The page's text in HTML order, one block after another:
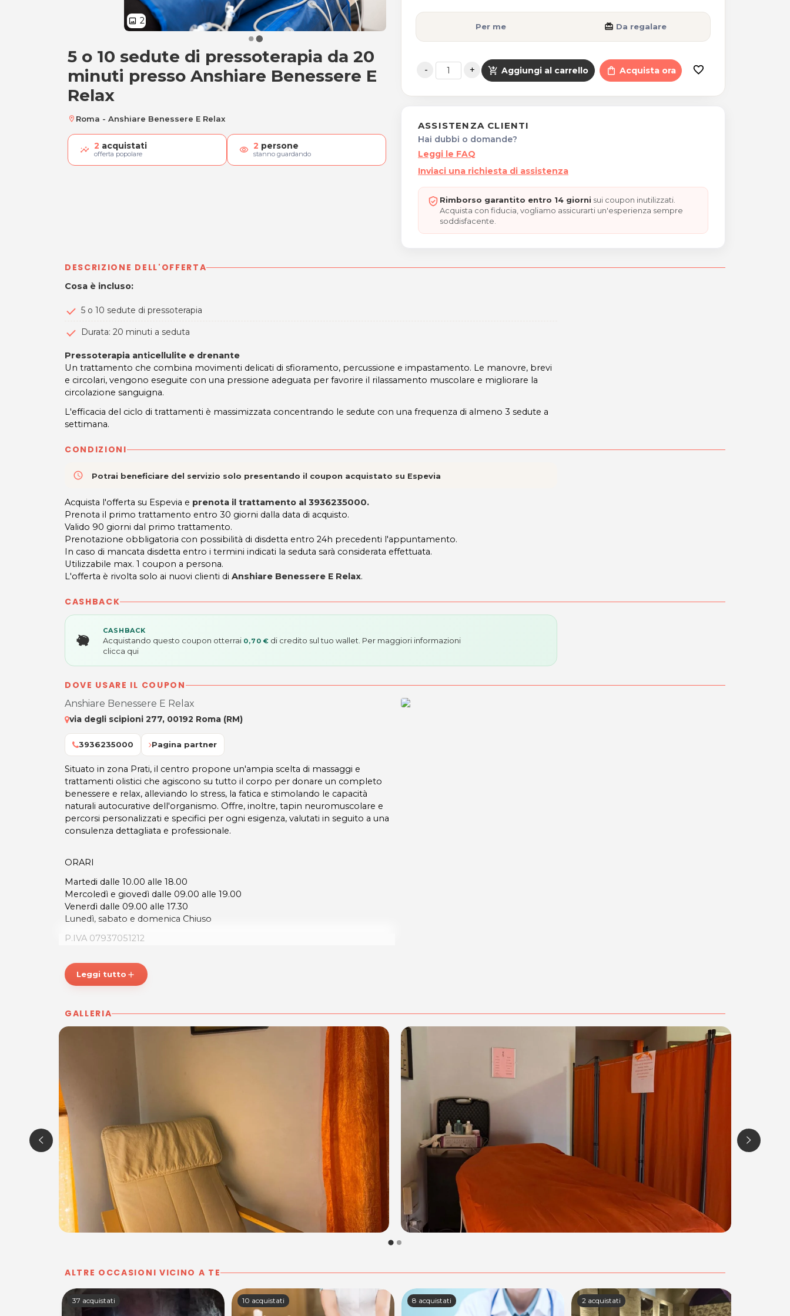
image 2
5 o 10 sedute di pressoterapia da 20 minuti
5 o 10 sedute di pressoterapia da 20
minuti presso Anshiare Benessere E
Relax
location_on Roma - Anshiare Benessere E Relax
2 acquistati
offerta popolare visibility 2 persone
stanno guardando
Per me card_giftcard Da regalare
shopping_cart_checkout Aggiungi al carrello shopping_bag Acquista ora favorite_border
ASSISTENZA CLIENTI
Hai dubbi o domande?
Leggi le FAQ
Inviaci una richiesta di assistenza
Rimborso garantito entro 14 giorni sui coupon inutilizzati.
Acquista con fiducia, vogliamo assicurarti un'esperienza sempre
soddisfacente.
DESCRIZIONE DELL'OFFERTA
Cosa è incluso:
5 o 10 sedute di pressoterapia
Durata: 20 minuti a seduta
Pressoterapia anticellulite e drenante
Un trattamento che combina movimenti delicati di sfioramento, percussione e impastamento. Le manovre, brevi
e circolari, vengono eseguite con una pressione adeguata per favorire il rilassamento muscolare e migliorare la
circolazione sanguigna.
L'efficacia del ciclo di trattamenti è massimizzata concentrando le sedute con una frequenza di almeno 3 sedute a
settimana.
CONDIZIONI
access_time Potrai beneficiare del servizio solo presentando il coupon acquistato su Espevia
Acquista l'offerta su Espevia e prenota il trattamento al 3936235000.
Prenota il primo trattamento entro 30 giorni dalla data di acquisto.
Valido 90 giorni dal primo trattamento.
Prenotazione obbligatoria con possibilità di disdetta entro 24h precedenti l'appuntamento.
In caso di mancata disdetta entro i termini indicati la seduta sarà considerata effettuata.
Utilizzabile max. 1 coupon a persona.
L'offerta è rivolta solo ai nuovi clienti di Anshiare Benessere E Relax.
CASHBACK
CASHBACK
Acquistando questo coupon otterrai 0,70 € di credito sul tuo wallet. Per maggiori informazioni
clicca qui
DOVE USARE IL COUPON
Anshiare Benessere E Relax
via degli scipioni 277, 00192 Roma (RM)
3936235000 Pagina partner
Situato in zona Prati, il centro propone un'ampia scelta di massaggi e
trattamenti olistici che agiscono su tutto il corpo per donare un completo
benessere e relax, alleviando lo stress, la fatica e stimolando le capacità
naturali autocurative dell'organismo. Offre, inoltre, tapin neuromuscolare e
percorsi personalizzati e specifici per ogni esigenza, valutati in seguito a una
consulenza dettagliata e professionale.
ORARI
Martedi dalle 10.00 alle 18.00
Mercoledì e giovedì dalle 09.00 alle 19.00
Venerdì dalle 09.00 alle 17.30
Lunedì, sabato e domenica Chiuso
P.IVA 07937051212
posta@sharinapp.com.
Leggi tutto add
GALLERIA
ALTRE OCCASIONI VICINO A TE
37 acquistati 10 acquistati 8 acquistati 2 acquistati